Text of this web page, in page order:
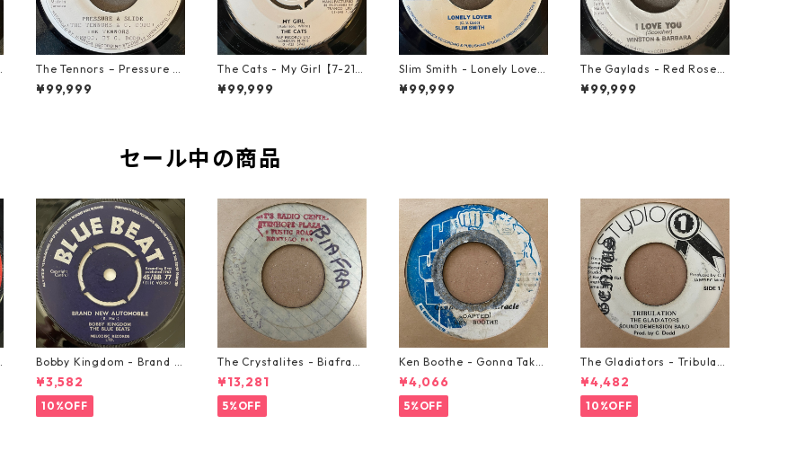
The Tennors – Pressure &
Slide【7-21952】
¥99,999
The Cats - My Girl【7-219
06】
¥99,999
Slim Smith - Lonely Lover
【7-21921】
¥99,999
The Gaylads - Red Rose
【7-21853】
¥99,999
セール中の商品
Bobby Kingdom - Brand N
ew Automobile【7-2088
9】
¥3,582
10%OFF
The Crystalites - Biafra
【7-21293】
¥13,281
5%OFF
Ken Boothe - Gonna Take
A Miracle【7-21362】
¥4,066
5%OFF
The Gladiators - Tribulati
on【7-21365】
¥4,482
10%OFF